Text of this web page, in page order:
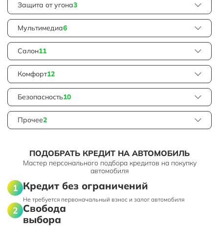
Защита от угона3
Мультимедиа6
Салон11
Комфорт12
Безопасность10
Прочее2
ПОДОБРАТЬ КРЕДИТ НА АВТОМОБИЛЬ
Мастер персонального подбора кредитов на покупку
автомобиля
Кредит без ограничений
Не требуется первоначальный взнос и залог автомобиля
Свобода
выбора